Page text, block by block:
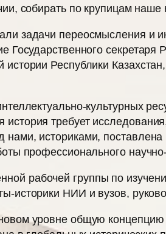
собирать по крупицам наше
задачи переосмысления и
Государственного
Республики
культурных
требует
историками, поставлена
профессионального
рабочей группы по
историки НИИ и вузов,
уровне общую